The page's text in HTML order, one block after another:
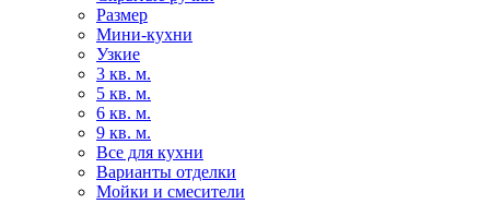
Размер
Мини-кухни
Узкие
3 кв. м.
5 кв. м.
6 кв. м.
9 кв. м.
Все для кухни
Варианты отделки
Мойки и смесители